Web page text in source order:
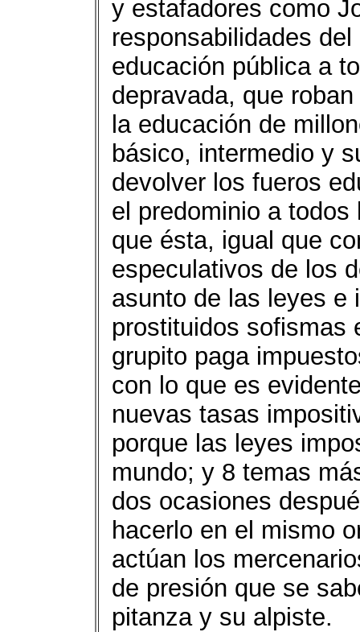
y estafadores como
responsabilidades
educación pública a
depravada, que
la educación de
básico, intermedio y
devolver los fueros
el predominio a
que ésta, igual que
especulativos de los
asunto de las leyes e
prostituidos sofismas
grupito paga
con lo que es
nuevas tasas
porque las leyes
mundo; y 8 temas
dos ocasiones
hacerlo en el mismo
actúan los
de presión que se
pitanza y su alpiste.